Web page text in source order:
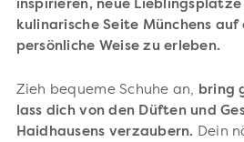
inspirieren, neue
kulinarische Seite Münchens auf
persönliche Weise zu erleben.
Zieh bequeme Schuhe an, bring
lass dich von den Düften und
Haidhausens verzaubern. Dein